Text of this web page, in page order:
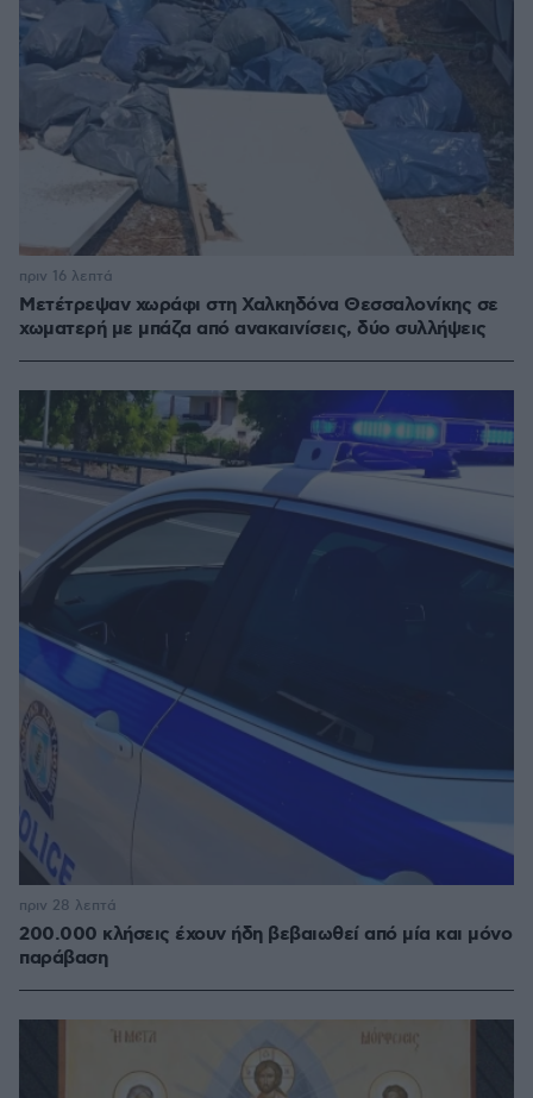
Μετέτρεψαν χωράφι στη Χαλκηδόνα Θεσσαλονίκης σε
χωματερή με μπάζα από ανακαινίσεις, δύο συλλήψεις
πριν 16 λεπτά
200.000 κλήσεις έχουν ήδη βεβαιωθεί από μία και μόνο
παράβαση
πριν 28 λεπτά